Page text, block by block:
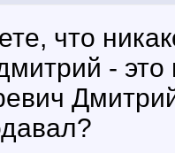
что
- это